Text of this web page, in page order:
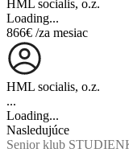
HML socialis, o.z.
Loading...
866€ /za mesiac
HML socialis, o.z.
...
Loading...
Nasledujúce
Senior klub